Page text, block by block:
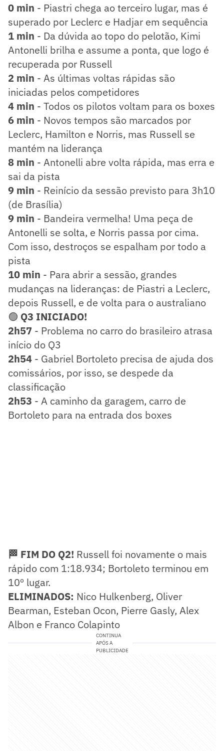
0 min - Piastri chega ao terceiro lugar, mas é
superado por Leclerc e Hadjar em sequência
1 min - Da dúvida ao topo do pelotão, Kimi
Antonelli brilha e assume a ponta, que logo é
recuperada por Russell
2 min - As últimas voltas rápidas são
iniciadas pelos competidores
4 min - Todos os pilotos voltam para os boxes
6 min - Novos tempos são marcados por
Leclerc, Hamilton e Norris, mas Russell se
mantém na liderança
8 min - Antonelli abre volta rápida, mas erra e
sai da pista
9 min - Reinício da sessão previsto para 3h10
(de Brasília)
9 min - Bandeira vermelha! Uma peça de
Antonelli se solta, e Norris passa por cima.
Com isso, destroços se espalham por todo a
pista
10 min - Para abrir a sessão, grandes
mudanças na lideranças: de Piastri a Leclerc,
depois Russell, e de volta para o australiano
🟢 Q3 INICIADO!
2h57 - Problema no carro do brasileiro atrasa
início do Q3
2h54 - Gabriel Bortoleto precisa de ajuda dos
comissários, por isso, se despede da
classificação
2h53 - A caminho da garagem, carro de
Bortoleto para na entrada dos boxes
🏁 FIM DO Q2! Russell foi novamente o mais
rápido com 1:18.934; Bortoleto terminou em
10º lugar.
ELIMINADOS: Nico Hulkenberg, Oliver
Bearman, Esteban Ocon, Pierre Gasly, Alex
Albon e Franco Colapinto
CONTINUA
APÓS A
PUBLICIDADE